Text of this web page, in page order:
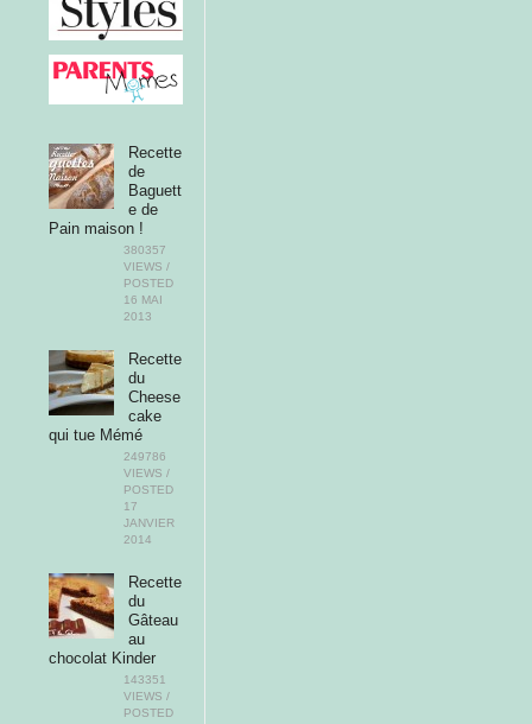
Recette
de
Baguett
e de
Pain maison !
380357
VIEWS /
POSTED
16 MAI
2013
Recette
du
Cheese
cake
qui tue Mémé
249786
VIEWS /
POSTED
17
JANVIER
2014
Recette
du
Gâteau
au
chocolat Kinder
143351
VIEWS /
POSTED